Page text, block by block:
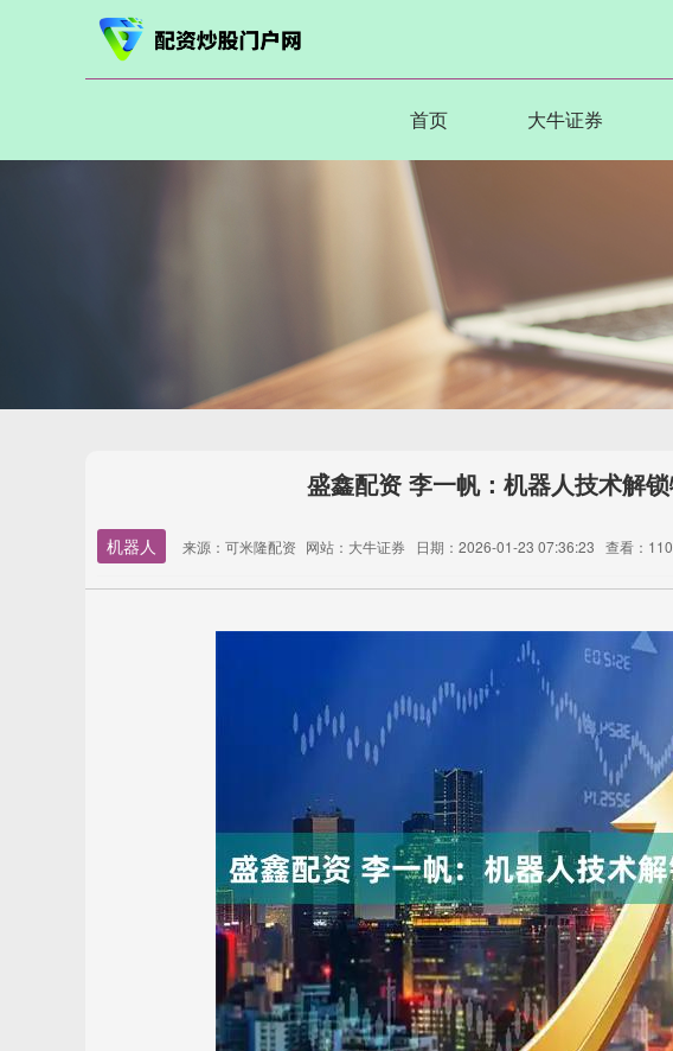
首页 大牛证券
盛鑫配资 李一帆：机器人技术解
机器人 来源：可米隆配资 网站：大牛证券 日期：2026-01-23 07:36:23 查看：110